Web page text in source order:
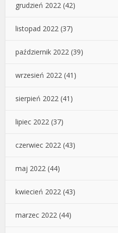
grudzień 2022 (42)
listopad 2022 (37)
październik 2022 (39)
wrzesień 2022 (41)
sierpień 2022 (41)
lipiec 2022 (37)
czerwiec 2022 (43)
maj 2022 (44)
kwiecień 2022 (43)
marzec 2022 (44)